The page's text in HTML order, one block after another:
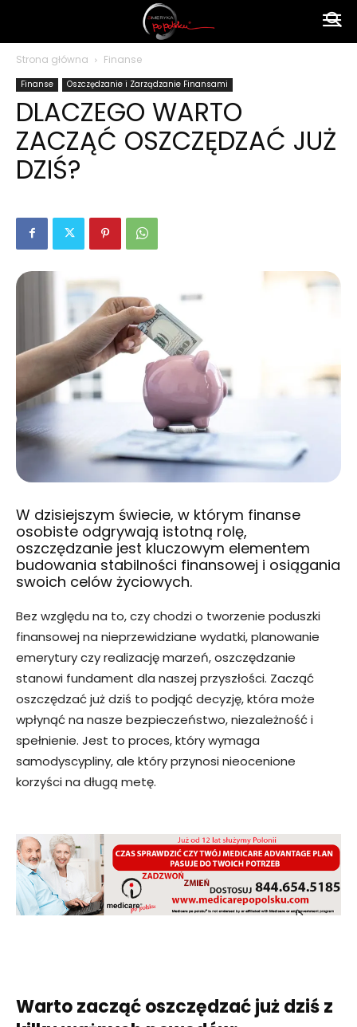
polsku
Strona główna Finanse
Finanse Oszczędzanie i Zarządzanie Finansami
DLACZEGO WARTO
ZACZĄĆ OSZCZĘDZAĆ JUŻ
DZIŚ?
W dzisiejszym świecie, w którym finanse
osobiste odgrywają istotną rolę,
oszczędzanie jest kluczowym elementem
budowania stabilności finansowej i osiągania
swoich celów życiowych.
Bez względu na to, czy chodzi o tworzenie poduszki
finansowej na nieprzewidziane wydatki, planowanie
emerytury czy realizację marzeń, oszczędzanie
stanowi fundament dla naszej przyszłości. Zacząć
oszczędzać już dziś to podjąć decyzję, która może
wpłynąć na nasze bezpieczeństwo, niezależność i
spełnienie. Jest to proces, który wymaga
samodyscypliny, ale który przynosi nieocenione
korzyści na długą metę.
Warto zacząć oszczędzać już dziś z